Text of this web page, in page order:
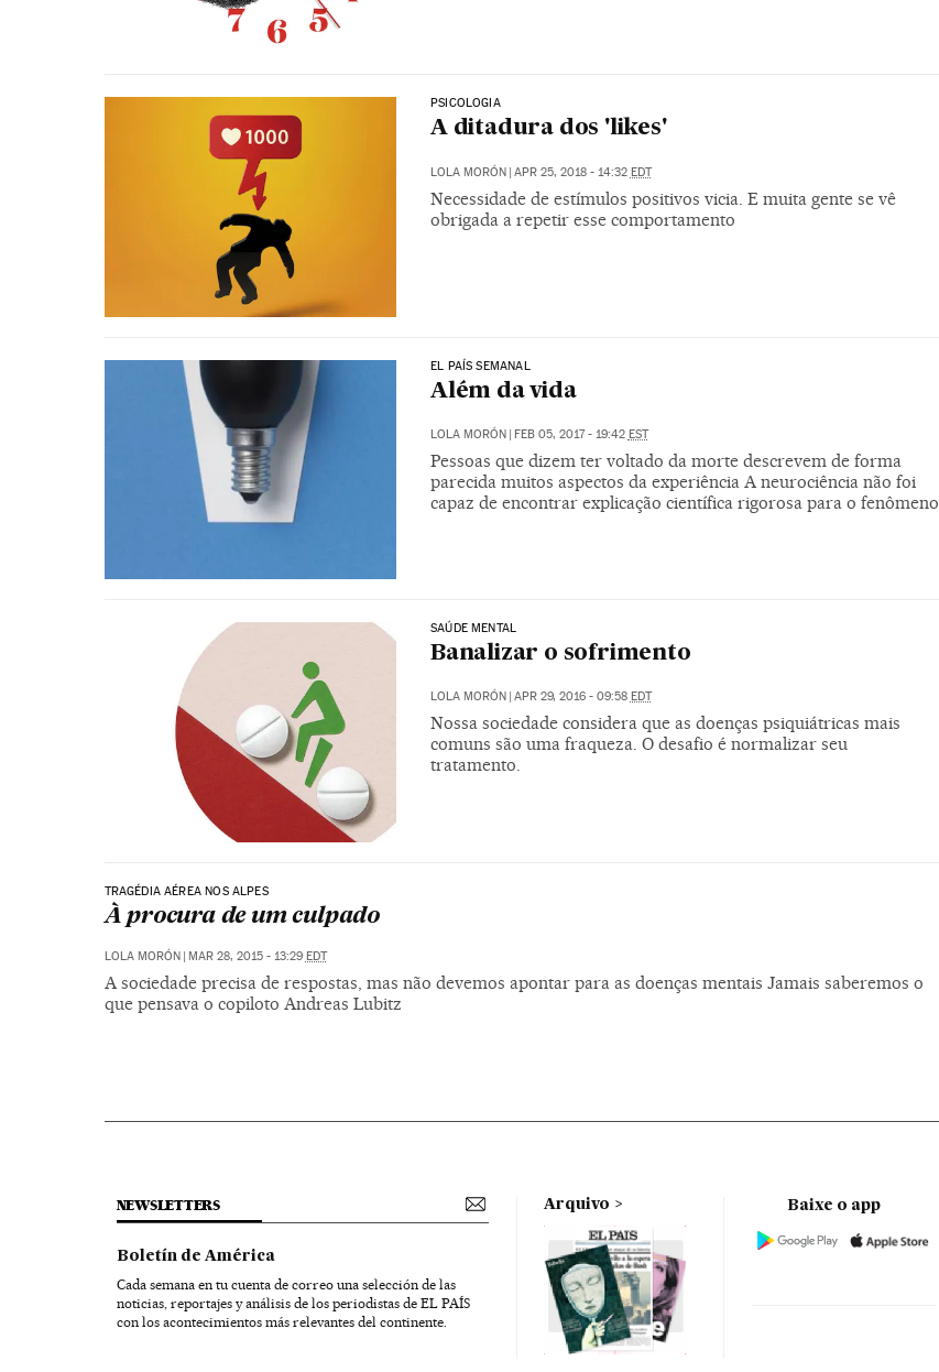
PSICOLOGIA
A ditadura dos 'likes'
LOLA MORÓN APR 25, 2018 - 14:32 EDT
Necessidade de estímulos positivos vicia. E muita gente se vê
obrigada a repetir esse comportamento
EL PAÍS SEMANAL
Além da vida
LOLA MORÓN | FEB 05, 2017 - 19:42 EST
Pessoas que dizem ter voltado da morte descrevem de forma
parecida muitos aspectos da experiência A neurociência não foi
capaz de encontrar explicação científica rigorosa para o fenômeno
SAÚDE MENTAL
Banalizar o sofrimento
LOLA MORÓN APR 29, 2016 - 09:58 EDT
Nossa sociedade considera que as doenças psiquiátricas mais
comuns são uma fraqueza. O desafio é normalizar seu
tratamento.
TRAGÉDIA AÉREA NOS ALPES
À procura de um culpado
LOLA MORÓN | MAR 28, 2015 - 13:29 EDT
A sociedade precisa de respostas, mas não devemos apontar para as doenças mentais Jamais saberemos o
que pensava o copiloto Andreas Lubitz
NEWSLETTERS
Boletín de América
Cada semana en tu cuenta de correo una selección de las
noticias, reportajes y análisis de los periodistas de EL PAÍS
con los acontecimientos más relevantes del continente.
Arquivo Baixe o app